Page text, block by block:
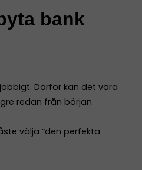
bank
Därför kan det vara
redan från början.
välja “den perfekta